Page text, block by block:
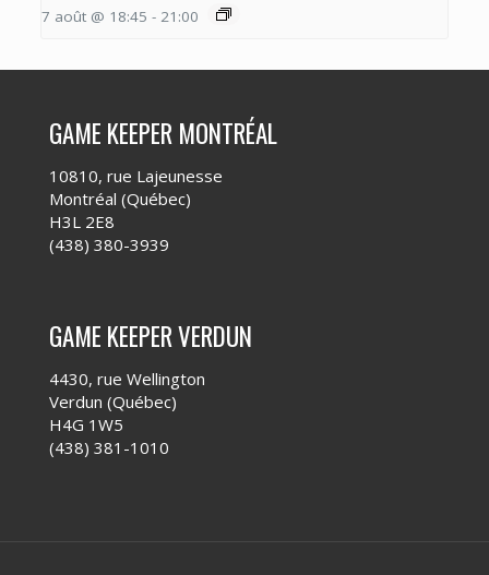
7 août @ 18:45 - 21:00
GAME KEEPER MONTRÉAL
10810, rue Lajeunesse
Montréal (Québec)
H3L 2E8
(438) 380-3939
GAME KEEPER VERDUN
4430, rue Wellington
Verdun (Québec)
H4G 1W5
(438) 381-1010